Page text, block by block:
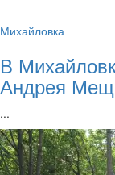
Михайловка
В
Андрея
...